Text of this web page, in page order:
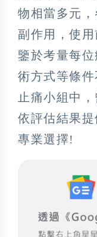
物相當多元
副作用，使
鑒於考量每
術方式等條
止痛小組中
依評估結果
專業選擇!